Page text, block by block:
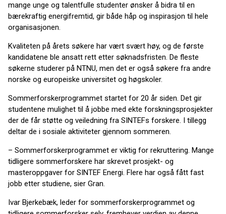
mange unge og talentfulle studenter ønsker å bidra til en
bærekraftig energifremtid, gir både håp og inspirasjon til hele
organisasjonen.
Kvaliteten på årets søkere har vært svært høy, og de første
kandidatene ble ansatt rett etter søknadsfristen. De fleste
søkerne studerer på NTNU, men det er også søkere fra andre
norske og europeiske universitet og høgskoler.
Sommerforskerprogrammet startet for 20 år siden. Det gir
studentene mulighet til å jobbe med ekte forskningsprosjekter
der de får støtte og veiledning fra SINTEFs forskere. I tillegg
deltar de i sosiale aktiviteter gjennom sommeren.
– Sommerforskerprogrammet er viktig for rekruttering. Mange
tidligere sommerforskere har skrevet prosjekt- og
masteroppgaver for SINTEF Energi. Flere har også fått fast
jobb etter studiene, sier Gran.
Ivar Bjerkebæk, leder for sommerforskerprogrammet og